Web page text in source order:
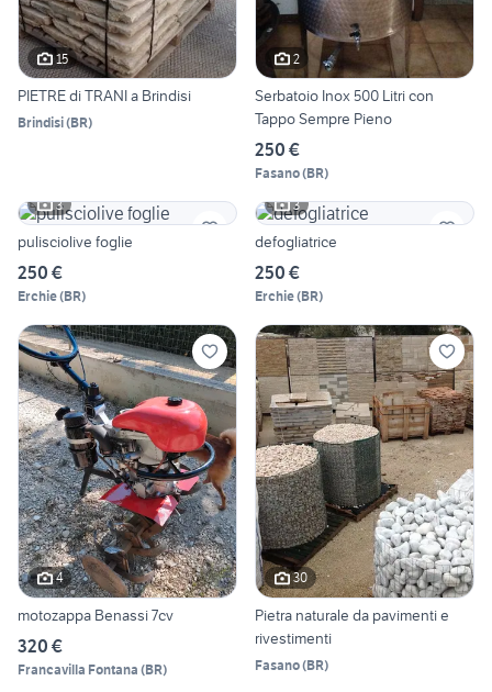
15
PIETRE di TRANI a Brindisi
Brindisi(BR)
2
Serbatoio Inox 500 Litri con
Tappo Sempre Pieno
250 €
Fasano(BR)
3
pulisciolive foglie
250 €
Erchie(BR)
3
defogliatrice
250 €
Erchie(BR)
4
motozappa Benassi 7cv
320 €
Francavilla Fontana (BR)
30
Pietra naturale da pavimenti e
rivestimenti
Fasano(BR)